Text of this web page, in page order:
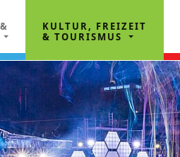
KULTUR, FREIZEIT
& TOURISMUS